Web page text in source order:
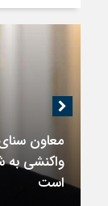
معاون
واکنشی به
است